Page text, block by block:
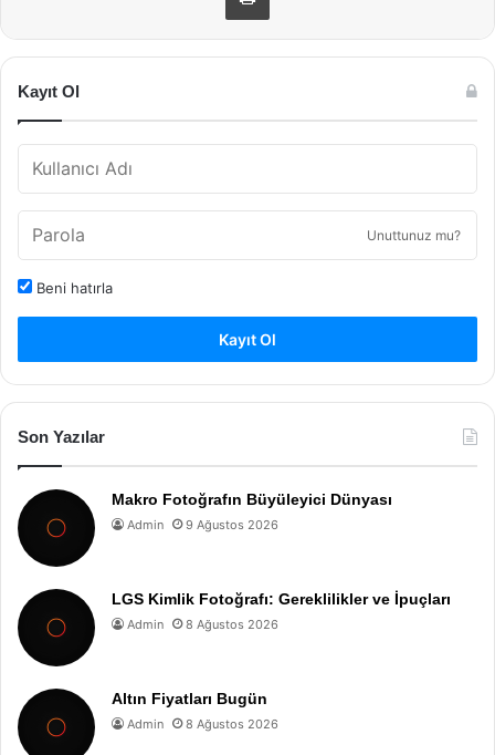
Kayıt Ol
Unuttunuz mu?
Beni hatırla
Kayıt Ol
Son Yazılar
Makro Fotoğrafın Büyüleyici Dünyası
Admin 9 Ağustos 2026
LGS Kimlik Fotoğrafı: Gereklilikler ve İpuçları
Admin 8 Ağustos 2026
Altın Fiyatları Bugün
Admin 8 Ağustos 2026